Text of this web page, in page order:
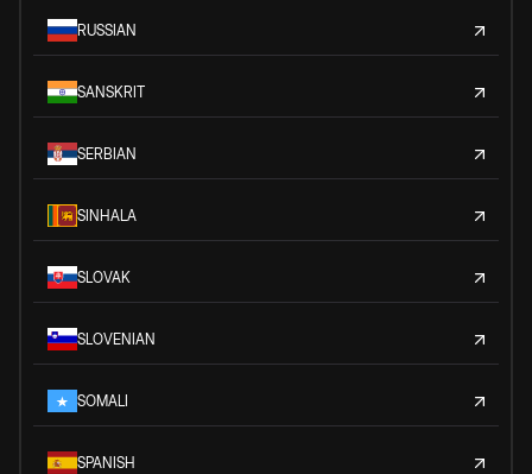
RUSSIAN
SANSKRIT
SERBIAN
SINHALA
SLOVAK
SLOVENIAN
SOMALI
SPANISH